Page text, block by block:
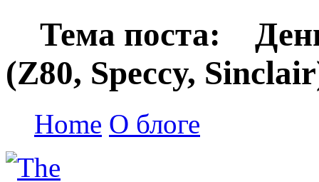
Тема поста:
(Z80, Speccy,
Home О блоге